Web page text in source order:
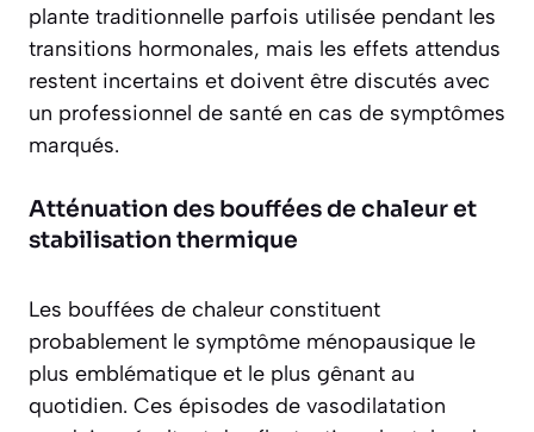
plante traditionnelle parfois utilisée pendant les
transitions hormonales, mais les effets attendus
restent incertains et doivent être discutés avec
un professionnel de santé en cas de symptômes
marqués.
Atténuation des bouffées de chaleur et
stabilisation thermique
Les bouffées de chaleur constituent
probablement le symptôme ménopausique le
plus emblématique et le plus gênant au
quotidien. Ces épisodes de vasodilatation